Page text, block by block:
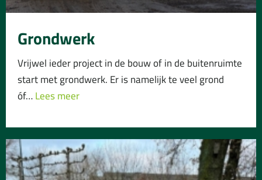
Grondwerk
Vrijwel ieder project in de bouw of in de buitenruimte
start met grondwerk. Er is namelijk te veel grond
óf…Lees meer